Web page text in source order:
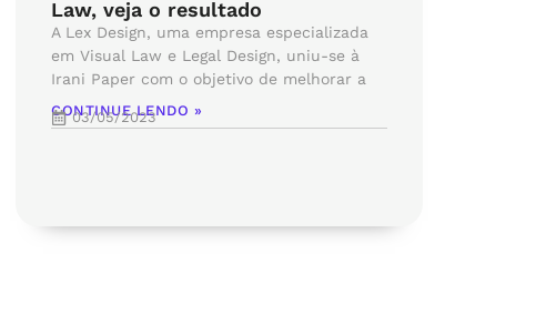
Law, veja o resultado
A Lex Design, uma empresa especializada
em Visual Law e Legal Design, uniu-se à
Irani Paper com o objetivo de melhorar a
CONTINUE LENDO »
03/05/2023